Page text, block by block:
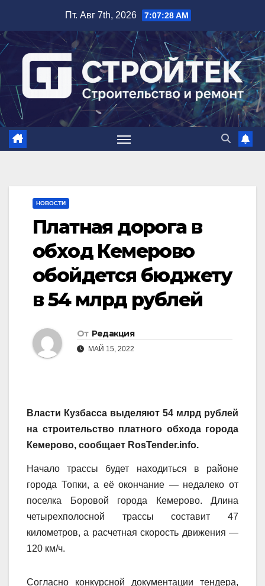
содержимому
Пт. Авг 7th, 2026 7:07:29 AM
НОВОСТИ
Платная дорога в
обход Кемерово
обойдется бюджету
в 54 млрд рублей
От Редакция
МАЙ 15, 2022
Власти Кузбасса выделяют 54 млрд рублей
на строительство платного обхода города
Кемерово, сообщает RosTender.info.
Начало трассы будет находиться в районе
города Топки, а её окончание — недалеко от
поселка Боровой города Кемерово. Длина
четырехполосной трассы составит 47
километров, а расчетная скорость движения —
120 км/ч.
Согласно конкурсной документации тендера,